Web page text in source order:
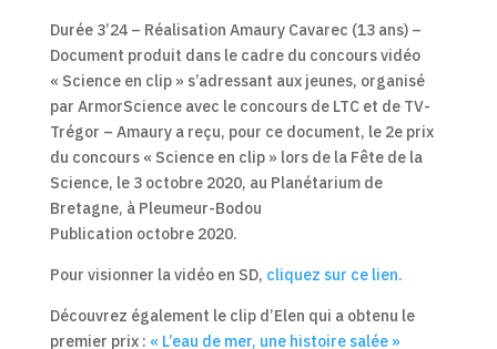
Durée 3’24 – Réalisation Amaury Cavarec (13 ans) –
Document produit dans le cadre du concours vidéo
« Science en clip » s’adressant aux jeunes, organisé
par ArmorScience avec le concours de LTC et de TV-
Trégor – Amaury a reçu, pour ce document, le 2e prix
du concours « Science en clip » lors de la Fête de la
Science, le 3 octobre 2020, au Planétarium de
Bretagne, à Pleumeur-Bodou
Publication octobre 2020.
Pour visionner la vidéo en SD, cliquez sur ce lien.
Découvrez également le clip d’Elen qui a obtenu le
premier prix : « L’eau de mer, une histoire salée »